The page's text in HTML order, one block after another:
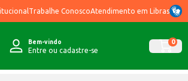
Trabalhe ConoscoAtendimento em Libras
Bem-vindo
Entre ou cadastre-se
0